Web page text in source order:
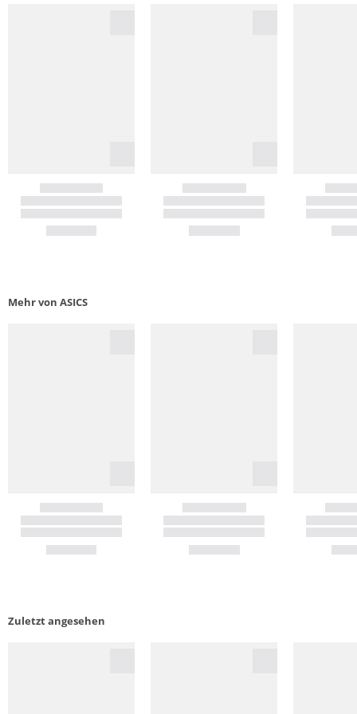
Mehr von ASICS
Zuletzt angesehen